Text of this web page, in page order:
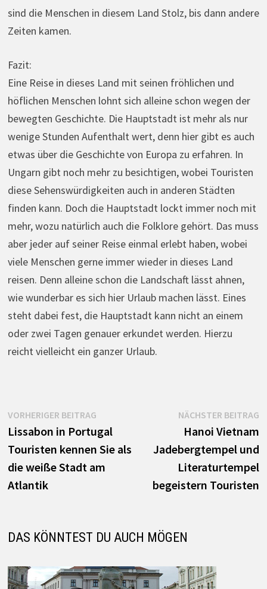
sind die Menschen in diesem Land Stolz, bis dann andere
Zeiten kamen.
Fazit:
Eine Reise in dieses Land mit seinen fröhlichen und
höflichen Menschen lohnt sich alleine schon wegen der
bewegten Geschichte. Die Hauptstadt ist mehr als nur
wenige Stunden Aufenthalt wert, denn hier gibt es auch
etwas über die Geschichte von Europa zu erfahren. In
Ungarn gibt noch mehr zu besichtigen, wobei Touristen
diese Sehenswürdigkeiten auch in anderen Städten
finden kann. Doch die Hauptstadt lockt immer noch mit
mehr, wozu natürlich auch die Folklore gehört. Das muss
aber jeder auf seiner Reise einmal erlebt haben, wobei
viele Menschen gerne immer wieder in dieses Land
reisen. Denn alleine schon die Landschaft lässt ahnen,
wie wunderbar es sich hier Urlaub machen lässt. Eines
steht dabei fest, die Hauptstadt kann nicht an einem
oder zwei Tagen genauer erkundet werden. Hierzu
reicht vielleicht ein ganzer Urlaub.
Beitrags-
Navigation
VORHERIGER BEITRAGVorheriger
Beitrag:
Lissabon in Portugal
Touristen kennen Sie als
die weiße Stadt am
Atlantik
NÄCHSTER BEITRAG
Hanoi Vietnam
Jadebergtempel und
Literaturtempel
begeistern Touristen
DAS KÖNNTEST DU AUCH MÖGEN